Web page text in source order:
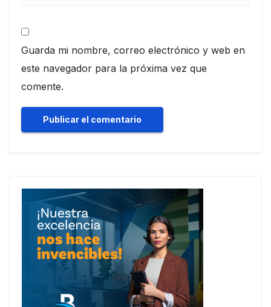
Guarda mi nombre, correo electrónico y web en
este navegador para la próxima vez que
comente.